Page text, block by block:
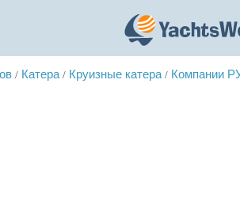
/ Катера / Круизные катера / Компании